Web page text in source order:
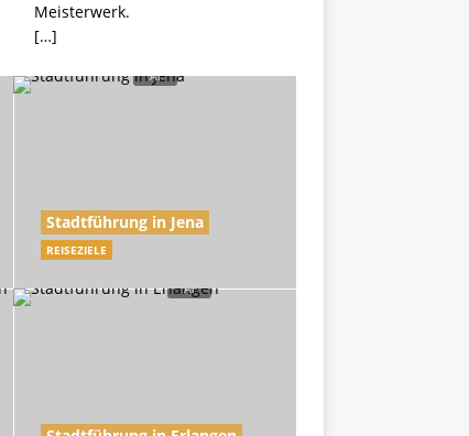
Meisterwerk.
[…]
Stadtführung in Jena
REISEZIELE